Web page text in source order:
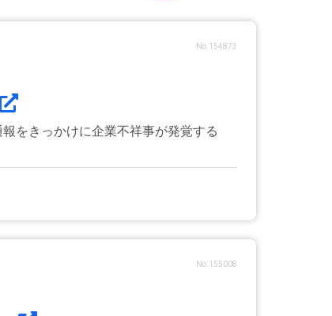
No.154873
をきっかけに企業不祥事が発覚する
No.155008